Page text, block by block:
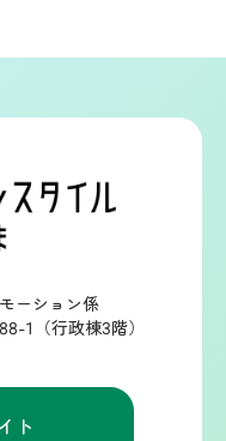
ーション係
1（行政棟3階）
ト